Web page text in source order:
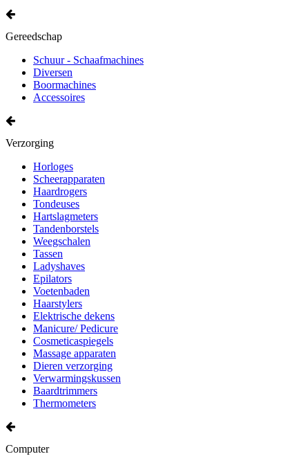
Gereedschap
Schuur - Schaafmachines
Diversen
Boormachines
Accessoires
Verzorging
Horloges
Scheerapparaten
Haardrogers
Tondeuses
Hartslagmeters
Tandenborstels
Weegschalen
Tassen
Ladyshaves
Epilators
Voetenbaden
Haarstylers
Elektrische dekens
Manicure/ Pedicure
Cosmeticaspiegels
Massage apparaten
Dieren verzorging
Verwarmingskussen
Baardtrimmers
Thermometers
Computer